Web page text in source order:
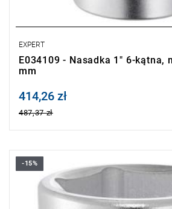
EXPERT
E034109 - Nasadka 1" 6-kątna,
mm
Price tax included
414,26 zł
487,37 zł
• Stal chromowo-wanadowa.
• Przycisk szybkiego odblokowania.
• Zatrzask bezpieczeństwa.
• Wykończenie: chromowane, matowe.
-15%